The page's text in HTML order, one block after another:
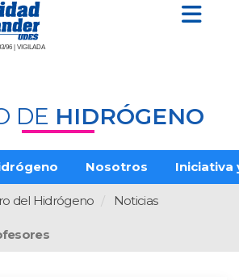
96 | VIGILADA
DE HIDRÓGENO
Nosotros Iniciativa
del Hidrógeno Noticias